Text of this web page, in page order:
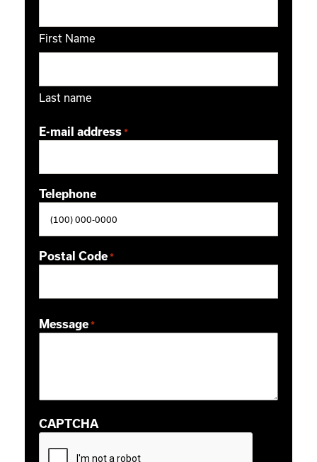
First Name
Last name
E-mail address *
Telephone
Postal Code *
Message *
CAPTCHA